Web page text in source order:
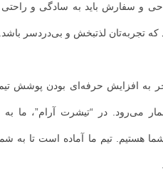
و سفارش باید به سادگی و
که تجربه‌تان لذتبخش و بی‌دردسر باشد.
منجر به افزایش حرفه‌ای بودن پوشش
می‌رود. در “تیشرت آرام”، ما به
هستیم. تیم ما آماده است تا به